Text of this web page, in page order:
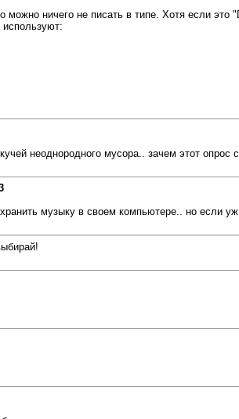
ничего не писать в типе. Хотя если это
неоднородного мусора.. зачем этот опрос
музыку в своем компьютере.. но если